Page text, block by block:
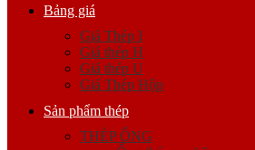
Bảng giá
Giá Thép I
Giá thép H
Giá thép U
Giá Thép Hộp
Sản phẩm thép
THÉP ỐNG